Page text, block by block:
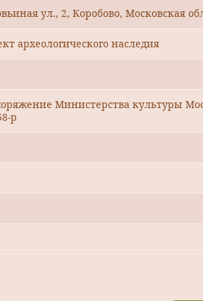
ул., 2, Коробово, Московская
археологического наследия
Министерства культуры
р